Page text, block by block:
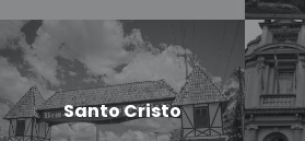
Santo Cristo